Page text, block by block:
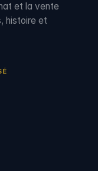
et la vente
histoire et